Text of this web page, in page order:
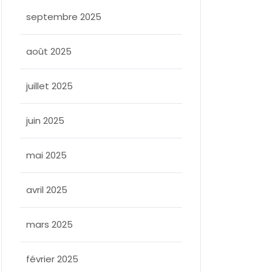
septembre 2025
août 2025
juillet 2025
juin 2025
mai 2025
avril 2025
mars 2025
février 2025